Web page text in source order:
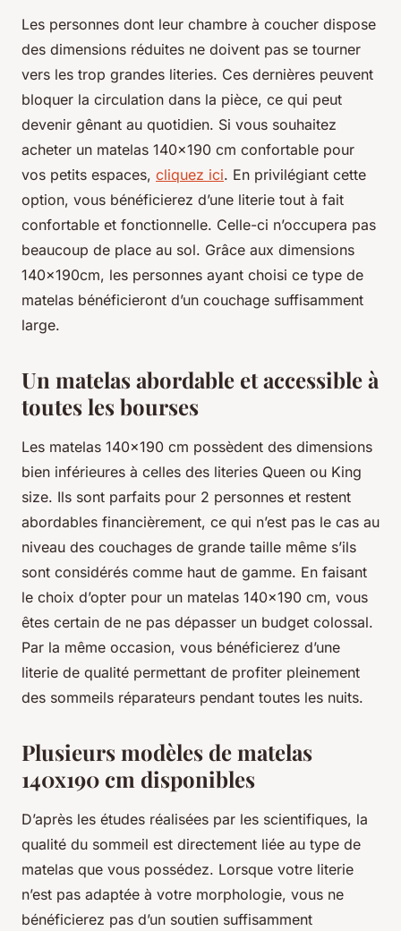
Les personnes dont leur chambre à coucher dispose
des dimensions réduites ne doivent pas se tourner
vers les trop grandes literies. Ces dernières peuvent
bloquer la circulation dans la pièce, ce qui peut
devenir gênant au quotidien. Si vous souhaitez
acheter un matelas 140x190 cm confortable pour
vos petits espaces, cliquez ici. En privilégiant cette
option, vous bénéficierez d’une literie tout à fait
confortable et fonctionnelle. Celle-ci n’occupera pas
beaucoup de place au sol. Grâce aux dimensions
140x190cm, les personnes ayant choisi ce type de
matelas bénéficieront d’un couchage suffisamment
large.
Un matelas abordable et accessible à
toutes les bourses
Les matelas 140x190 cm possèdent des dimensions
bien inférieures à celles des literies Queen ou King
size. Ils sont parfaits pour 2 personnes et restent
abordables financièrement, ce qui n’est pas le cas au
niveau des couchages de grande taille même s’ils
sont considérés comme haut de gamme. En faisant
le choix d’opter pour un matelas 140x190 cm, vous
êtes certain de ne pas dépasser un budget colossal.
Par la même occasion, vous bénéficierez d’une
literie de qualité permettant de profiter pleinement
des sommeils réparateurs pendant toutes les nuits.
Plusieurs modèles de matelas
140x190 cm disponibles
D’après les études réalisées par les scientifiques, la
qualité du sommeil est directement liée au type de
matelas que vous possédez. Lorsque votre literie
n’est pas adaptée à votre morphologie, vous ne
bénéficierez pas d’un soutien suffisamment